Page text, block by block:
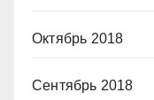
Октябрь 2018
Сентябрь 2018